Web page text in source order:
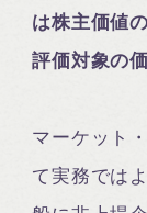
は株主価値
評価対象の
マーケット
て実務では